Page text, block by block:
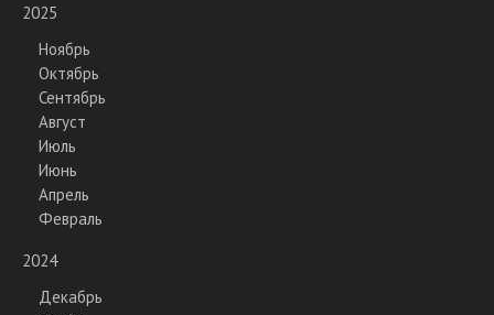
2025
Ноябрь
Октябрь
Сентябрь
Август
Июль
Июнь
Апрель
Февраль
2024
Декабрь